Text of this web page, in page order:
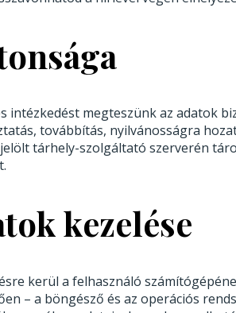
intézkedést megteszünk az adatok
továbbítás, nyilvánosságra
tárhely-szolgáltató szerverén
kezelése
kerül a felhasználó
– a böngésző és az operációs